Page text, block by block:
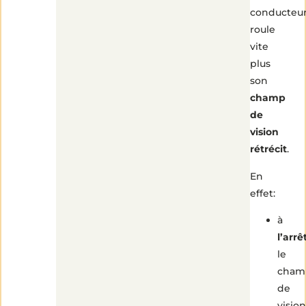
roule
vite
plus
son
champ
de
vision
rétrécit.
En
effet:
à
le
de